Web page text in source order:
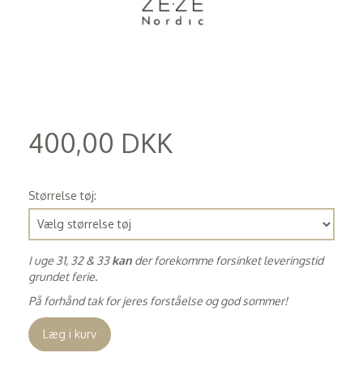
400,00 DKK
Størrelse tøj:
I uge 31, 32 & 33kan der forekomme forsinket leveringstid
grundet ferie.
På forhånd tak for jeres forståelse og god sommer!
Læg i kurv